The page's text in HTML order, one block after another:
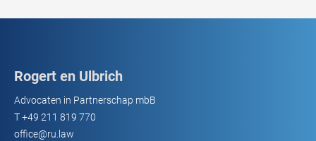
Rogert en Ulbrich
Advocaten in Partnerschap mbB
T+49 211 819 770
office@ru.law